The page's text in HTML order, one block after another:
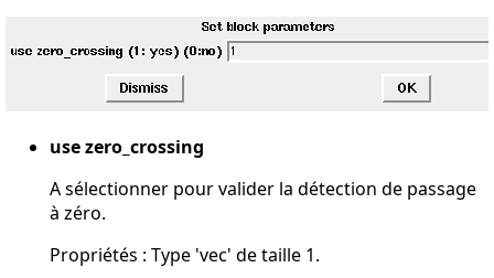
use zero_crossing
A sélectionner pour valider la détection de passage
à zéro.
Propriétés : Type 'vec' de taille 1.